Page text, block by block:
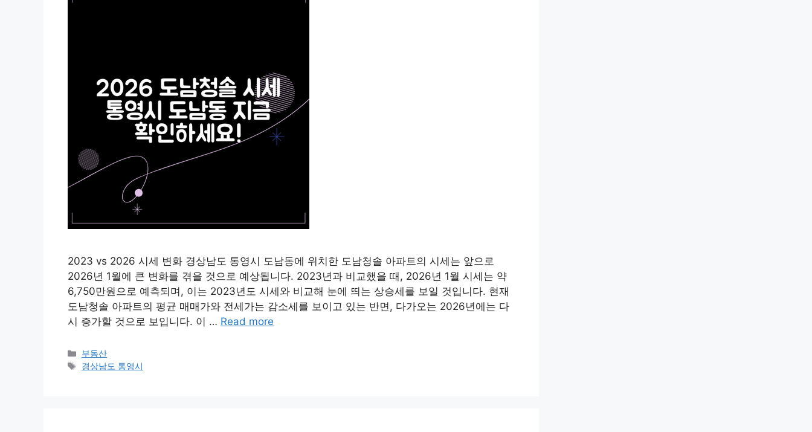
2023 vs 2026 시세 변화 경상남도 통영시 도남동에 위치한 도남청솔 아파트의 시세는 앞으로
2026년 1월에 큰 변화를 겪을 것으로 예상됩니다. 2023년과 비교했을 때, 2026년 1월 시세는 약
6,750만원으로 예측되며, 이는 2023년도 시세와 비교해 눈에 띄는 상승세를 보일 것입니다. 현재
도남청솔 아파트의 평균 매매가와 전세가는 감소세를 보이고 있는 반면, 다가오는 2026년에는 다
시 증가할 것으로 보입니다. 이 … Read more
Categories
부동산
Tags
경상남도 통영시